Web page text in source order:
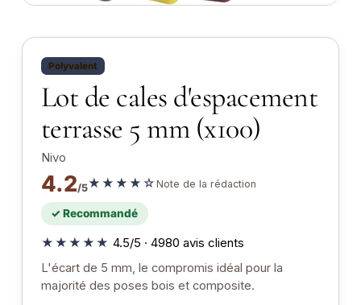
Polyvalent
Lot de cales d'espacement
terrasse 5 mm (x100)
Nivo
4.2/5★★★★☆ Note de la rédaction
✓ Recommandé
★★★★★ 4.5/5 · 4980 avis clients
L'écart de 5 mm, le compromis idéal pour la
majorité des poses bois et composite.